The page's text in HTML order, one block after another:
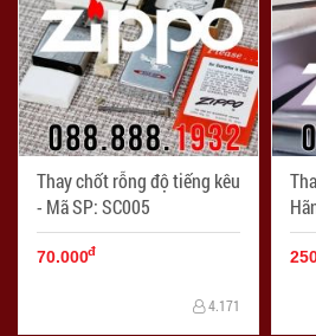
Thay chốt rỗng độ tiếng kêu
- Mã SP: SC005
70.000đ
4.171